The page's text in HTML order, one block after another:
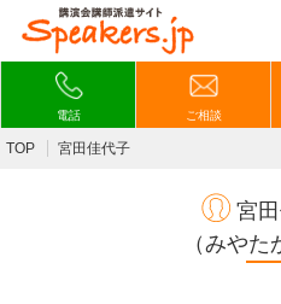
電話 ご相談
TOP 宮田佳代子
宮
（みやた